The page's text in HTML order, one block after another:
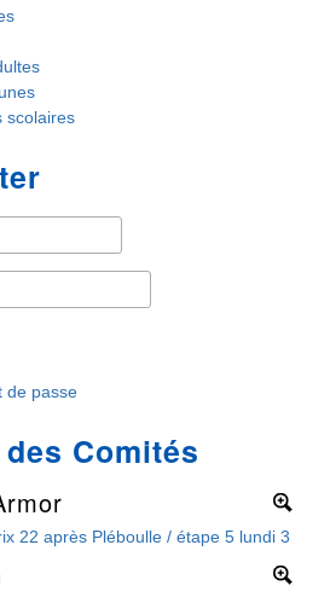
scolaires
de passe
Comités
22 après Pléboulle / étape 5 lundi 3 août
More
More